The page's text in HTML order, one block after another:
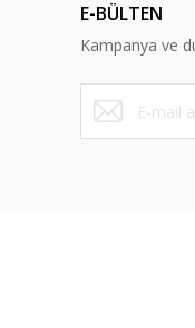
E-BÜLTEN
Kampanya ve